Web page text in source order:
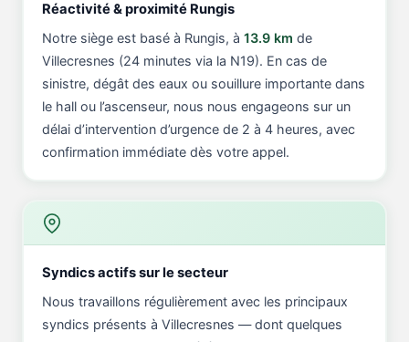
Réactivité & proximité Rungis
Notre siège est basé à Rungis, à 13.9 km de
Villecresnes (24 minutes via la N19). En cas de
sinistre, dégât des eaux ou souillure importante dans
le hall ou l’ascenseur, nous nous engageons sur un
délai d’intervention d’urgence de 2 à 4 heures, avec
confirmation immédiate dès votre appel.
Syndics actifs sur le secteur
Nous travaillons régulièrement avec les principaux
syndics présents à Villecresnes — dont quelques